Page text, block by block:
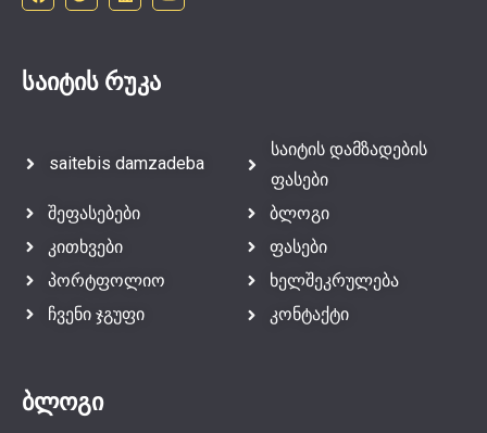
საიტის რუკა
saitebis damzadeba
საიტის დამზადების
ფასები
შეფასებები
ბლოგი
კითხვები
ფასები
პორტფოლიო
ხელშეკრულება
ჩვენი ჯგუფი
კონტაქტი
ბლოგი